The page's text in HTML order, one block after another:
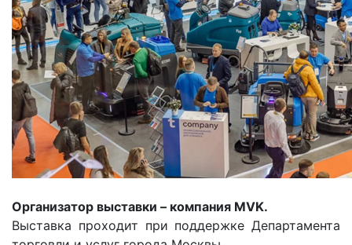
Организатор выставки – компания MVK.
Выставка проходит при поддержке Департамента